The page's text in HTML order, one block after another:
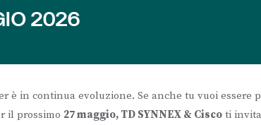
2026
è in continua evoluzione. Se anche tu vuoi essere
il prossimo 27 maggio, TD SYNNEX & Cisco ti